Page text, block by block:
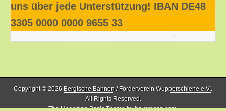
uns über jede Unterstützung! IBAN DE48
3305 0000 0000 9655 33
Copyright © 2026 Bergische Bahnen / Förderverein Wupperschiene e.V..
All Rights Reserved.
The Magazine Basic Theme bybavotasan.com.